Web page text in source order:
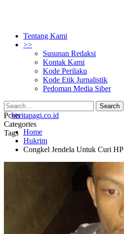
Tentang Kami
>>
Susunan Redaksi
Kontak Kami
Kode Perilaku
Kode Etik Jurnalistik
Pedoman Media Siber
Posts
Categories
Tags Home
Hukrim
Congkel Jendela Untuk Curi HP